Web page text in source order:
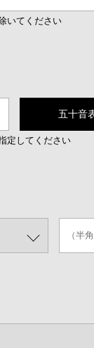
いてください
五十音
定してください